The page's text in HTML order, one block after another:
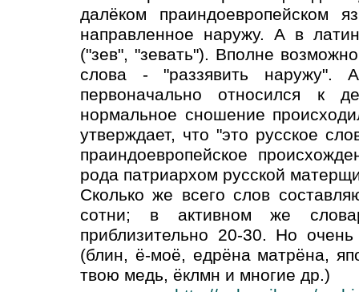
далёком праиндоевропейском
направленное наружу. А в
("зев", "зевать"). Вполне
слова - "раззявить наружу".
первоначально относился к
нормальное сношение
утверждает, что "это русское
праиндоевропейское
рода патриархом русской
Сколько же всего слов
сотни; в активном же
приблизительно 20-30. Но
(блин, ё-моё, едрёна матрёна,
твою медь, ёклмн и многие др.)